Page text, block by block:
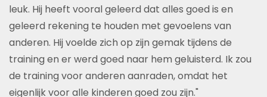
leuk. Hij heeft vooral geleerd dat alles goed is en
geleerd rekening te houden met gevoelens van
anderen. Hij voelde zich op zijn gemak tijdens de
training en er werd goed naar hem geluisterd. Ik zou
de training voor anderen aanraden, omdat het
eigenlijk voor alle kinderen goed zou zijn."